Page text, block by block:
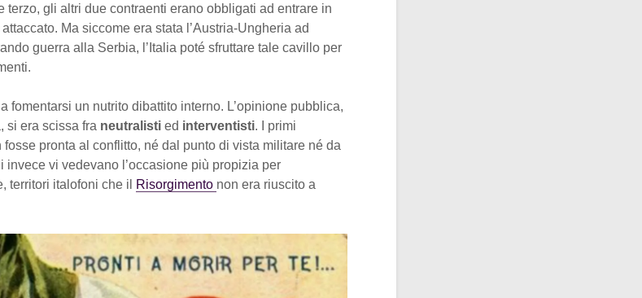
terzo, gli altri due contraenti erano obbligati ad entrare in
Ma siccome era stata l’Austria-Ungheria ad
guerra alla Serbia, l’Italia poté sfruttare tale cavillo per
fomentarsi un nutrito dibattito interno. L’opinione pubblica,
si era scissa fra neutralisti ed interventisti. I primi
fosse pronta al conflitto, né dal punto di vista militare né da
invece vi vedevano l’occasione più propizia per
territori italofoni che il
Risorgimento non era riuscito a